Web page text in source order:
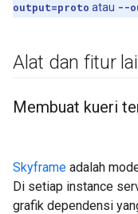
output=proto atau --
Alat dan fitur
Membuat kueri
Skyframe adalah
Di setiap instance
grafik dependensi